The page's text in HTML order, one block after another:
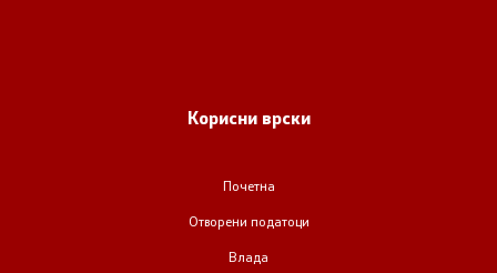
Корисни врски
Почетна
Отворени податоци
Влада